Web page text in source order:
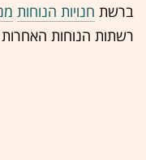
ברשת חנויות הנוחות
רשתות הנוחות האחרות yellow, סוגוד, אלונית ו-TEN.